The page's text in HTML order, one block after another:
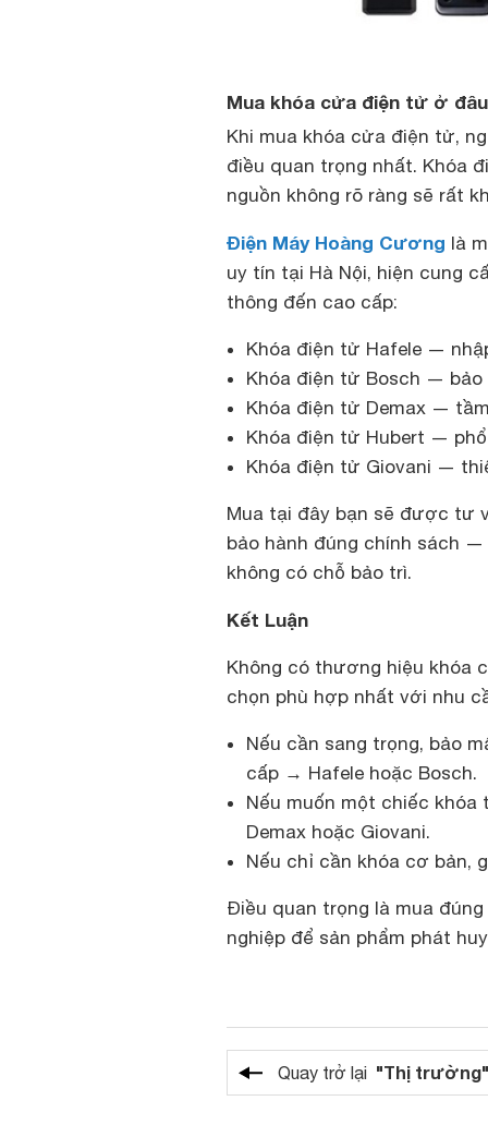
Mua khóa cửa điện tử ở
Khi mua khóa cửa điện tử,
điều quan trọng nhất. Khóa
nguồn không rõ ràng sẽ rất
Điện Máy Hoàng Cương là
uy tín tại Hà Nội, hiện cung
thông đến cao cấp:
Khóa điện tử Hafele —
Khóa điện tử Bosch — bảo
Khóa điện tử Demax —
Khóa điện tử Hubert —
Khóa điện tử Giovani —
Mua tại đây bạn sẽ được tư
bảo hành đúng chính sách
không có chỗ bảo trì.
Kết Luận
Không có thương hiệu khóa
chọn phù hợp nhất với nhu
Nếu cần sang trọng, bảo
cấp → Hafele hoặc Bosch.
Nếu muốn một chiếc
Demax hoặc Giovani.
Nếu chỉ cần khóa cơ bản,
Điều quan trọng là mua
nghiệp để sản phẩm phát
Quay trở lại "Thị trường"